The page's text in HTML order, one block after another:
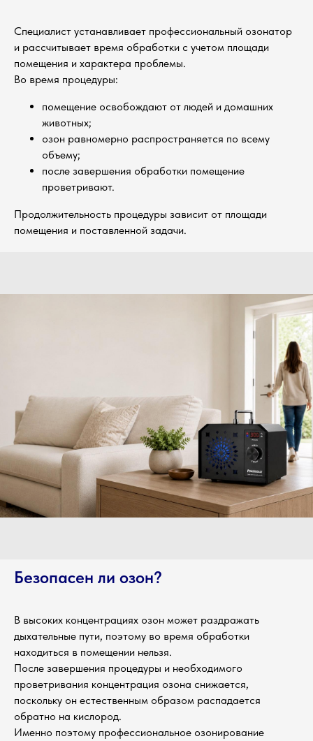
Специалист устанавливает профессиональный озонатор
и рассчитывает время обработки с учетом площади
помещения и характера проблемы.
Во время процедуры:
помещение освобождают от людей и домашних
животных;
озон равномерно распространяется по всему
объему;
после завершения обработки помещение
проветривают.
Продолжительность процедуры зависит от площади
помещения и поставленной задачи.
Безопасен ли озон?
В высоких концентрациях озон может раздражать
дыхательные пути, поэтому во время обработки
находиться в помещении нельзя.
После завершения процедуры и необходимого
проветривания концентрация озона снижается,
поскольку он естественным образом распадается
обратно на кислород.
Именно поэтому профессиональное озонирование